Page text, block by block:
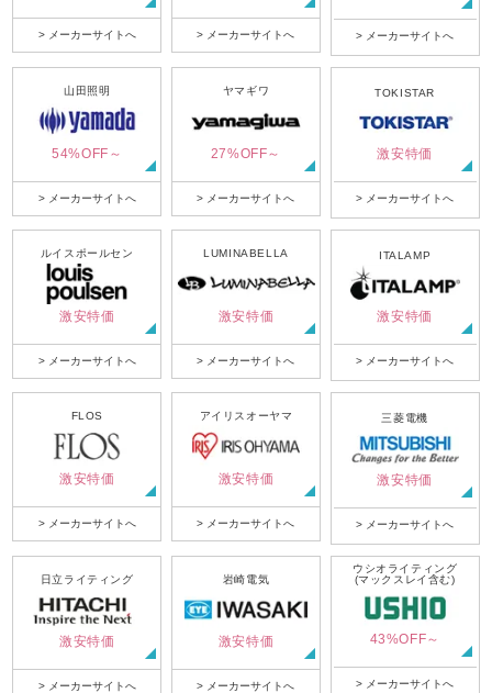
> メーカーサイトへ > メーカーサイトへ > メーカーサイトへ
山田照明
54%OFF～
> メーカーサイトへ
ヤマギワ
27%OFF～
> メーカーサイトへ
TOKISTAR
激安特価
> メーカーサイトへ
ルイスポールセン
激安特価
> メーカーサイトへ
LUMINABELLA
激安特価
> メーカーサイトへ
ITALAMP
激安特価
> メーカーサイトへ
FLOS
激安特価
> メーカーサイトへ
アイリスオーヤマ
激安特価
> メーカーサイトへ
三菱電機
激安特価
> メーカーサイトへ
日立ライティング
激安特価
> メーカーサイトへ
岩崎電気
激安特価
> メーカーサイトへ
ウシオライティング
(マックスレイ含む)
43%OFF～
> メーカーサイトへ